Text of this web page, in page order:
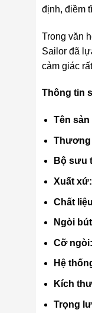
định, điềm
Trong văn
Sailor đã
cảm giác
Thông tin
Tên sản
Thương
Bộ sưu
Xuất xứ:
Chất
Ngòi
Cỡ ngòi:
Hệ
Kích
Trọng